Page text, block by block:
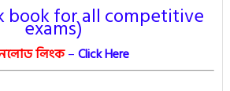
book for all competitive
exams)
লিংক–Click Here